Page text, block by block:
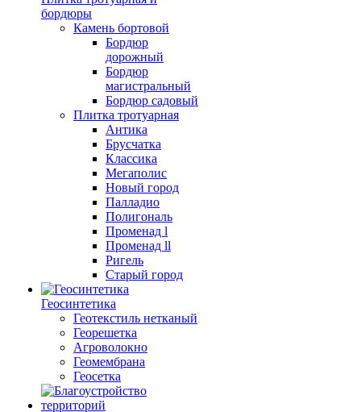
бордюры
Камень бортовой
Бордюр
дорожный
Бордюр
магистральный
Бордюр садовый
Плитка тротуарная
Антика
Брусчатка
Классика
Мегаполис
Новый город
Палладио
Полигональ
Променад l
Променад ll
Ригель
Старый город
Геосинтетика
Геотекстиль нетканый
Георешетка
Агроволокно
Геомембрана
Геосетка